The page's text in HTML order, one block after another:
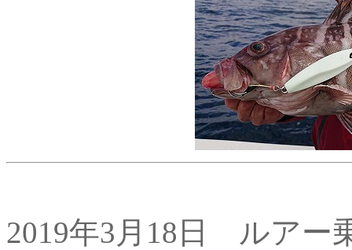
2019年3月18日 ルアー